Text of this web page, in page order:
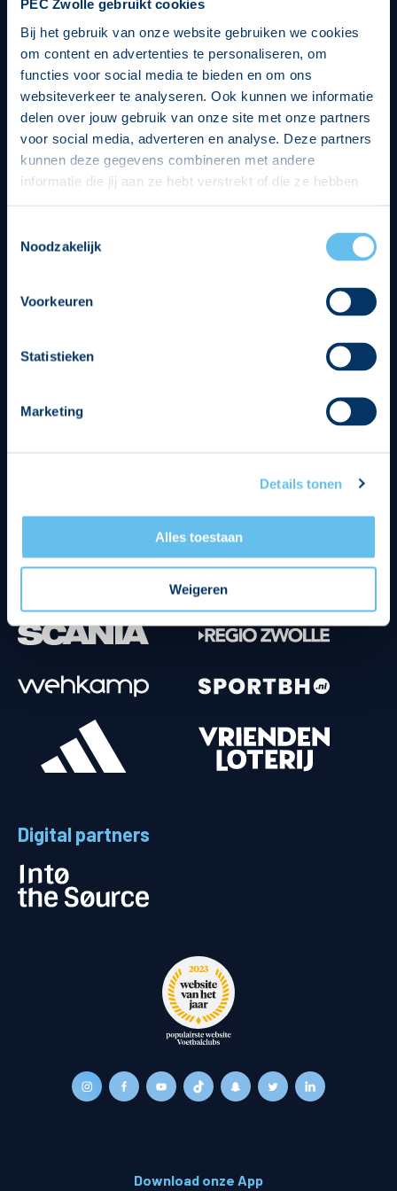
PEC Zwolle gebruikt cookies
Bij het gebruik van onze website gebruiken we cookies
om content en advertenties te personaliseren, om
functies voor social media te bieden en om ons
websiteverkeer te analyseren. Ook kunnen we informatie
delen over jouw gebruik van onze site met onze partners
voor social media, adverteren en analyse. Deze partners
kunnen deze gegevens combineren met andere
informatie die jij aan ze hebt verstrekt of die ze hebben
op een veilige en integere wijze. Je kunt je toestemming
beheren op de privacy- en cookieverklaring pagina.
Noodzakelijk
Voorkeuren
Statistieken
Marketing
Details tonen
Alles toestaan
Weigeren
Digital partners
Download onze App